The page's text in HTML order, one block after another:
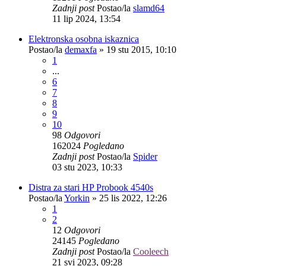
Zadnji postPostao/la slamd64
11 lip 2024, 13:54
Elektronska osobna iskaznica
Postao/la demaxfa » 19 stu 2015, 10:10
1
...
6
7
8
9
10
98 Odgovori
162024 Pogledano
Zadnji postPostao/la Spider
03 stu 2023, 10:33
Distra za stari HP Probook 4540s
Postao/la Yorkin » 25 lis 2022, 12:26
1
2
12 Odgovori
24145 Pogledano
Zadnji postPostao/la Cooleech
21 svi 2023, 09:28